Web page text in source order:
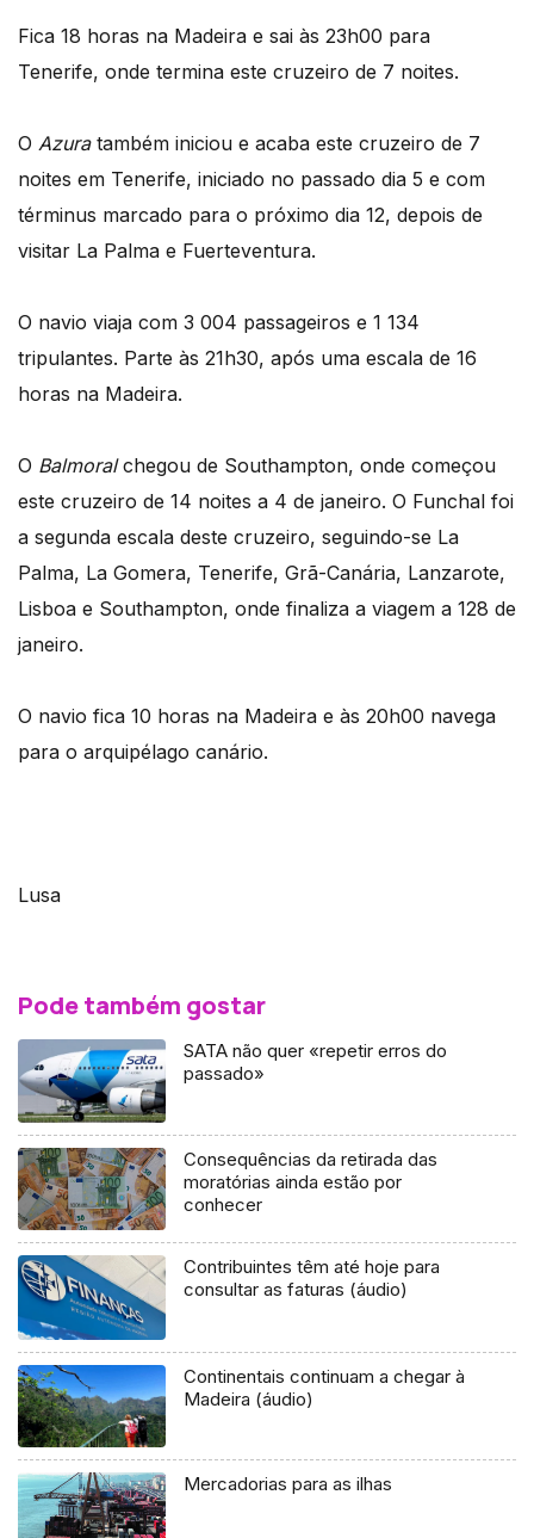
Fica 18 horas na Madeira e sai às 23h00 para
Tenerife, onde termina este cruzeiro de 7 noites.
O Azura também iniciou e acaba este cruzeiro de 7
noites em Tenerife, iniciado no passado dia 5 e com
términus marcado para o próximo dia 12, depois de
visitar La Palma e Fuerteventura.
O navio viaja com 3 004 passageiros e 1 134
tripulantes. Parte às 21h30, após uma escala de 16
horas na Madeira.
O Balmoralchegou de Southampton, onde começou
este cruzeiro de 14 noites a 4 de janeiro. O Funchal foi
a segunda escala deste cruzeiro, seguindo-se La
Palma, La Gomera, Tenerife, Grã-Canária, Lanzarote,
Lisboa e Southampton, onde finaliza a viagem a 128 de
janeiro.
O navio fica 10 horas na Madeira e às 20h00 navega
para o arquipélago canário.
Lusa
Pode também gostar
SATA não quer «repetir erros do
passado»
Consequências da retirada das
moratórias ainda estão por
conhecer
Contribuintes têm até hoje para
consultar as faturas (áudio)
Continentais continuam a chegar à
Madeira (áudio)
Mercadorias para as ilhas